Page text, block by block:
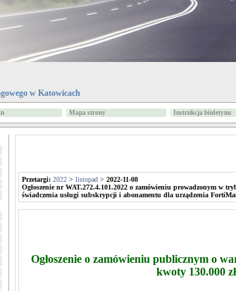
w Katowicach
Mapa strony Instrukcja biuletynu
Przetargi: 2022 > listopad > 2022-11-08
Ogłoszenie nr WAT.272.4.101.2022 o zamówieniu prowadzonym w
świadczenia usługi subskrypcji i abonamentu dla urządzenia
Ogłoszenie o zamówieniu publicznym o
kwoty 130.000 zł